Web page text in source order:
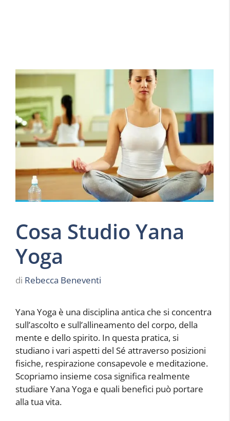
Cosa Studio Yana
Yoga
di Rebecca Beneventi
Yana Yoga è una disciplina antica che si concentra
sull’ascolto e sull’allineamento del corpo, della
mente e dello spirito. In questa pratica, si
studiano i vari aspetti del Sé attraverso posizioni
fisiche, respirazione consapevole e meditazione.
Scopriamo insieme cosa significa realmente
studiare Yana Yoga e quali benefici può portare
alla tua vita.